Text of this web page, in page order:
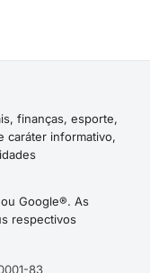
finanças, esporte,
caráter informativo,
Google®. As
respectivos
83